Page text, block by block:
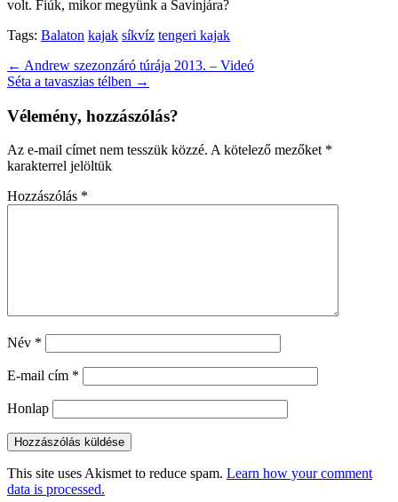
volt. Fiúk, mikor megyünk a Savinjára?
Tags: Balaton kajak síkvíz tengeri kajak
Post
navigation
← Andrew szezonzáró túrája 2013. – Videó
Séta a tavaszias télben →
Vélemény, hozzászólás?
Az e-mail címet nem tesszük közzé. A kötelező mezőket *
karakterrel jelöltük
Hozzászólás *
Név *
E-mail cím *
Honlap
This site uses Akismet to reduce spam. Learn how your comment
data is processed.